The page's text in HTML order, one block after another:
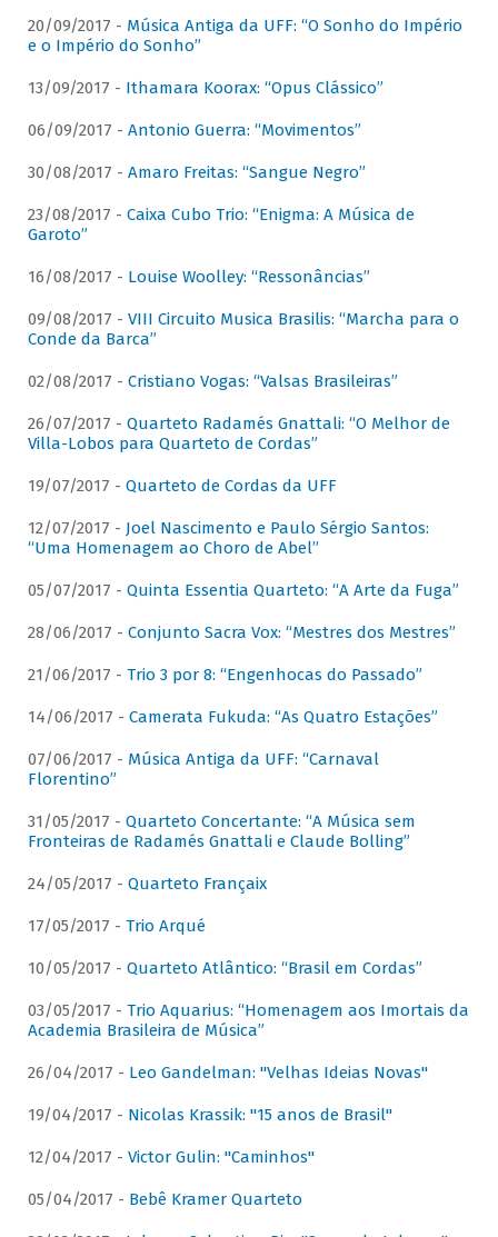
20/09/2017 - Música Antiga da UFF: “O Sonho do Império
e o Império do Sonho”
13/09/2017 - Ithamara Koorax: “Opus Clássico”
06/09/2017 - Antonio Guerra: “Movimentos”
30/08/2017 - Amaro Freitas: “Sangue Negro”
23/08/2017 - Caixa Cubo Trio: “Enigma: A Música de
Garoto”
16/08/2017 - Louise Woolley: “Ressonâncias”
09/08/2017 - VIII Circuito Musica Brasilis: “Marcha para o
Conde da Barca”
02/08/2017 - Cristiano Vogas: “Valsas Brasileiras”
26/07/2017 - Quarteto Radamés Gnattali: “O Melhor de
Villa-Lobos para Quarteto de Cordas”
19/07/2017 - Quarteto de Cordas da UFF
12/07/2017 - Joel Nascimento e Paulo Sérgio Santos:
“Uma Homenagem ao Choro de Abel”
05/07/2017 - Quinta Essentia Quarteto: “A Arte da Fuga”
28/06/2017 - Conjunto Sacra Vox: “Mestres dos Mestres”
21/06/2017 - Trio 3 por 8: “Engenhocas do Passado”
14/06/2017 - Camerata Fukuda: “As Quatro Estações”
07/06/2017 - Música Antiga da UFF: “Carnaval
Florentino”
31/05/2017 - Quarteto Concertante: “A Música sem
Fronteiras de Radamés Gnattali e Claude Bolling”
24/05/2017 - Quarteto Françaix
17/05/2017 - Trio Arqué
10/05/2017 - Quarteto Atlântico: “Brasil em Cordas”
03/05/2017 - Trio Aquarius: “Homenagem aos Imortais da
Academia Brasileira de Música”
26/04/2017 - Leo Gandelman: "Velhas Ideias Novas"
19/04/2017 - Nicolas Krassik: "15 anos de Brasil"
12/04/2017 - Victor Gulin: "Caminhos"
05/04/2017 - Bebê Kramer Quarteto